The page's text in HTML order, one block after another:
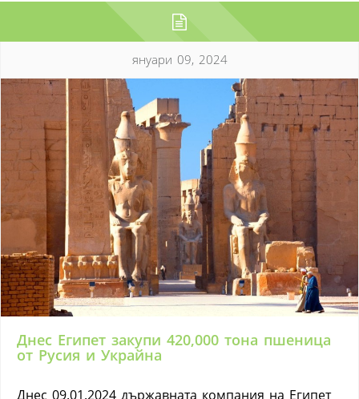
януари 09, 2024
Днес Египет закупи 420,000 тона пшеница
от Русия и Украйна
Днес 09.01.2024 държавната компания на Египет